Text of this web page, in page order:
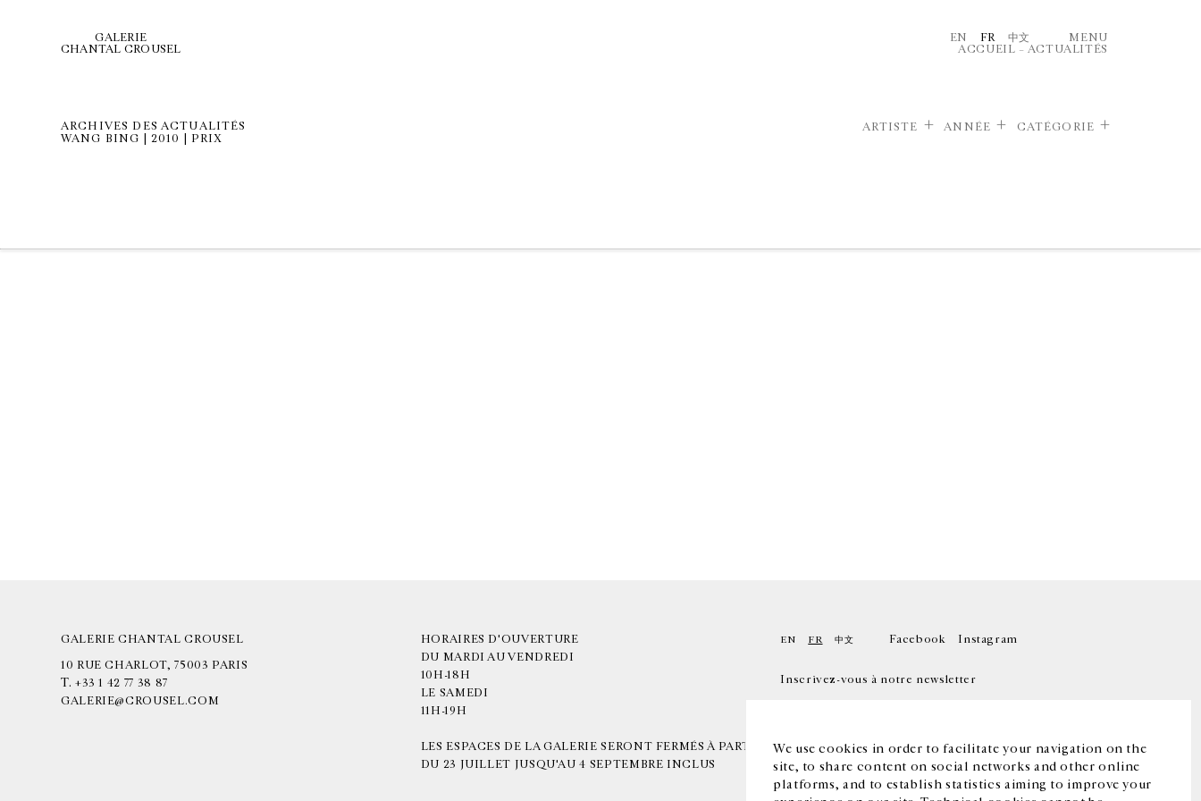
We use cookies in order to facilitate your navigation on the
site, to share content on social networks and other online
platforms, and to establish statistics aiming to improve your
GALERIE
CHANTAL CROUSEL
EN FR 中文
MENU
ACCUEIL – ACTUALITÉS
ARCHIVES DES ACTUALITÉS
WANG BING | 2010 | PRIX
ARTISTE ANNÉE CATÉGORIE
GALERIE CHANTAL CROUSEL
10 RUE CHARLOT, 75003 PARIS
T. +33 1 42 77 38 87
GALERIE@CROUSEL.COM
HORAIRES D'OUVERTURE
DU MARDI AU VENDREDI
10H-18H
LE SAMEDI
11H-19H
LES ESPACES DE LA GALERIE SERONT FERMÉS À PARTIR
DU 23 JUILLET JUSQU'AU 4 SEPTEMBRE INCLUS
EN FR 中文 Facebook Instagram
Inscrivez-vous à notre newsletter